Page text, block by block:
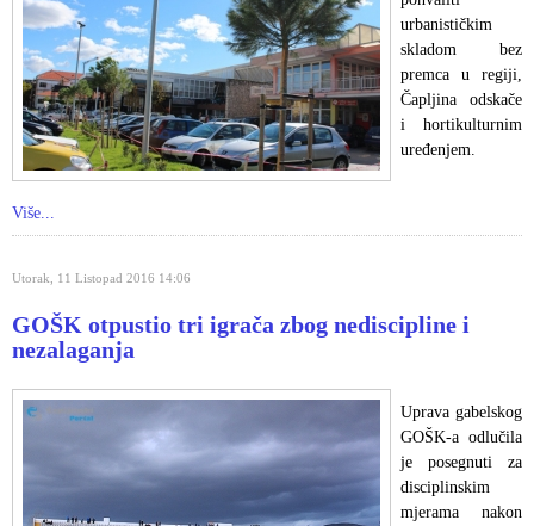
urbanističkim
skladom bez
premca u regiji,
Čapljina odskače
i hortikulturnim
uređenjem.
Više...
Utorak, 11 Listopad 2016 14:06
GOŠK otpustio tri igrača zbog nediscipline i
nezalaganja
Uprava gabelskog
GOŠK-a odlučila
je posegnuti za
disciplinskim
mjerama nakon